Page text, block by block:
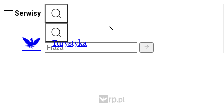
Serwisy
Turystyka